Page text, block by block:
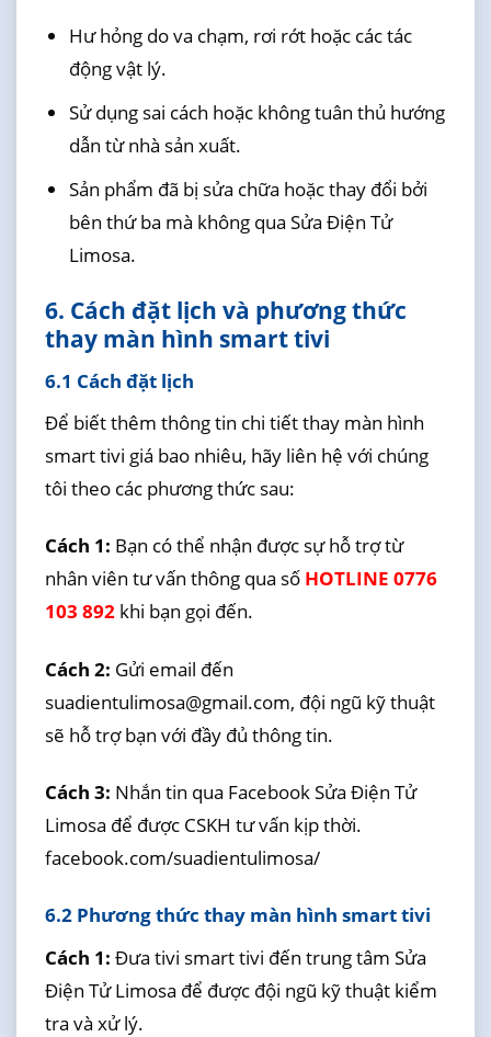
Hư hỏng do va chạm, rơi rớt hoặc các tác
động vật lý.
Sử dụng sai cách hoặc không tuân thủ hướng
dẫn từ nhà sản xuất.
Sản phẩm đã bị sửa chữa hoặc thay đổi bởi
bên thứ ba mà không qua Sửa Điện Tử
Limosa.
6. Cách đặt lịch và phương thức
thay màn hình smart tivi
6.1 Cách đặt lịch
Để biết thêm thông tin chi tiết thay màn hình
smart tivi giá bao nhiêu, hãy liên hệ với chúng
tôi theo các phương thức sau:
Cách 1: Bạn có thể nhận được sự hỗ trợ từ
nhân viên tư vấn thông qua số HOTLINE 0776
103 892khi bạn gọi đến.
Cách 2: Gửi email đến
suadientulimosa@gmail.com, đội ngũ kỹ thuật
sẽ hỗ trợ bạn với đầy đủ thông tin.
Cách 3: Nhắn tin qua Facebook Sửa Điện Tử
Limosa để được CSKH tư vấn kịp thời.
facebook.com/suadientulimosa/
6.2 Phương thức thay màn hình smart tivi
Cách 1: Đưa tivi smart tivi đến trung tâm Sửa
Điện Tử Limosa để được đội ngũ kỹ thuật kiểm
tra và xử lý.